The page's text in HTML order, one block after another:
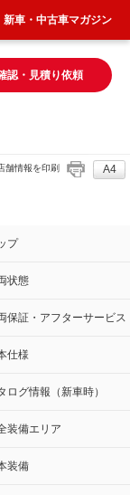
認・見積り依頼
舗情報を印刷 A4
プ
状態
保証・アフターサービス
仕様
ログ情報（新車時）
装備エリア
装備
新車・中古車マガジン